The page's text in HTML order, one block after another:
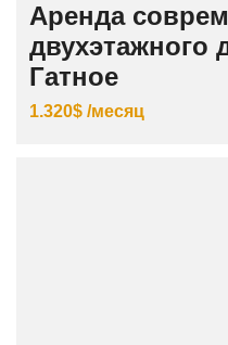
Аренда
двухэтажного
Гатное
1.320$ /месяц